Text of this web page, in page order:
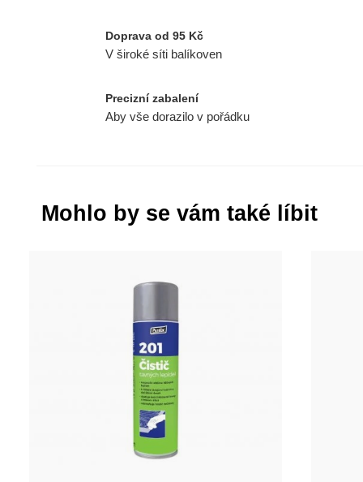
Doprava od 95 Kč
V široké síti balíkoven
Precizní zabalení
Aby vše dorazilo v pořádku
Mohlo by se vám také líbit